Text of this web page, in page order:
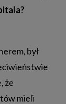
był
że
mieli